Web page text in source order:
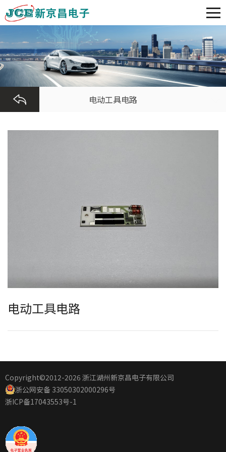
电动工具电路
电动工具电路
Copyright©2012-2026 浙江湖州新京昌电子有限公司
浙公网安备 33050302000296号
浙ICP备17043553号-1